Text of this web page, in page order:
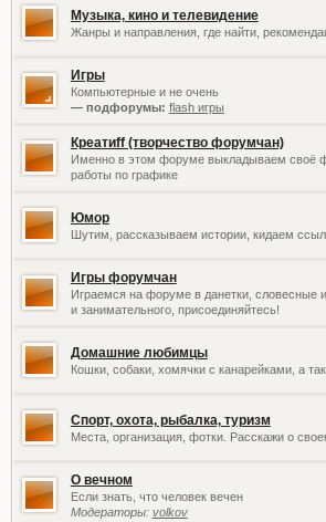
Музыка, кино и телевидение
Жанры и направления, где найти,
Игры
Компьютерные и не очень
— подфорумы: flash игры
Креатиff (творчество форумчан)
Именно в этом форуме выкладываем своё
работы по графике
Юмор
Шутим, рассказываем истории, кидаем
Игры форумчан
Играемся на форуме в данетки, словесные
и занимательного, присоединяйтесь!
Домашние любимцы
Кошки, собаки, хомячки с канарейками, а
Спорт, охота, рыбалка, туризм
Места, организация, фотки. Расскажи о
О вечном
Если знать, что человек вечен
Модераторы: volkov